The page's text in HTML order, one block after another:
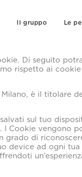
Il gruppo Le
Di seguito
rispetto ai cookie
Milano, è il
sul tuo
Cookie vengono
di
device ad ogni